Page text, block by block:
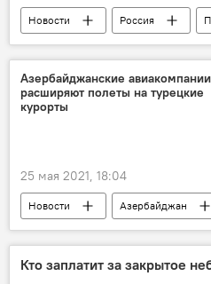
Новости Россия
АНАЛИТИКА
Новости
Владимир Путин
Джо
встреча
Подробности
Азербайджанские авиакомпании
расширяют полеты на турецкие
курорты
25 мая 2021, 18:04
Новости
Азербайджан
Новости мира
ЖИЗНЬ
BUTA AIRWAYS
Кто заплатит за закрытое